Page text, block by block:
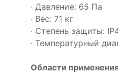
· Давление: 65 Па
· Вес: 71 кг
· Степень защиты:
· Температурный
Области